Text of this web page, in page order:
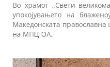
Во храмот „Свети
упокојувањето на
Македонската православна
на МПЦ-ОА.